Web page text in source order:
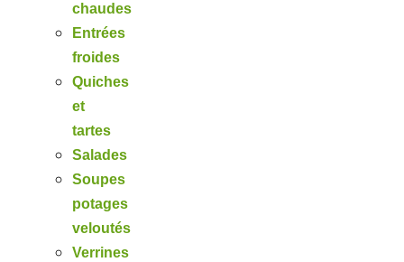
chaudes
Entrées
froides
Quiches
et
tartes
Salades
Soupes
potages
veloutés
Verrines